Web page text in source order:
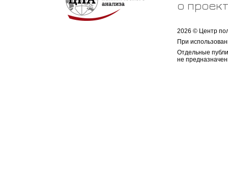
о
2026 © Центр
При
Отдельные
не